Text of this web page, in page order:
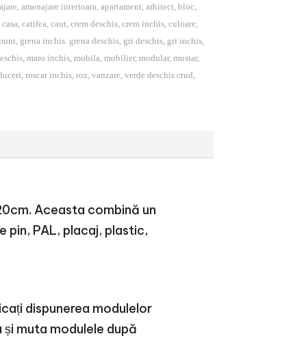
amenajare interioara apartament arhitect bloc
casa catifea caut crem deschis, crem inchis, culoare
grena inchis. grena deschis, gri deschis, gri inchis,
, maro inchis, mobila mobilier, modular, mustar,
roscat inchis, roz, vanzare verde deschis crud
Aceasta combină un
pin, PAL, placaj, plastic,
dispunerea modulelor
muta modulele după